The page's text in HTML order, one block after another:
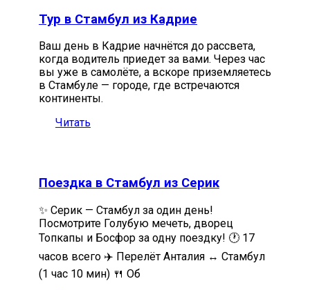
Тур в Стамбул из Кадрие
Ваш день в Кадрие начнётся до рассвета,
когда водитель приедет за вами. Через час
вы уже в самолёте, а вскоре приземляетесь
в Стамбуле — городе, где встречаются
континенты.
Читать
Поездка в Стамбул из Серик
✨ Серик — Стамбул за один день!
Посмотрите Голубую мечеть, дворец
Топкапы и Босфор за одну поездку! 🕐 17
часов всего ✈️ Перелёт Анталия ↔ Стамбул
(1 час 10 мин) 🍴 Об